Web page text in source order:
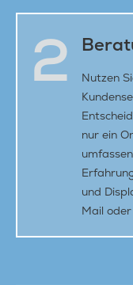
2
Nutzen
nur ein
und
Mail